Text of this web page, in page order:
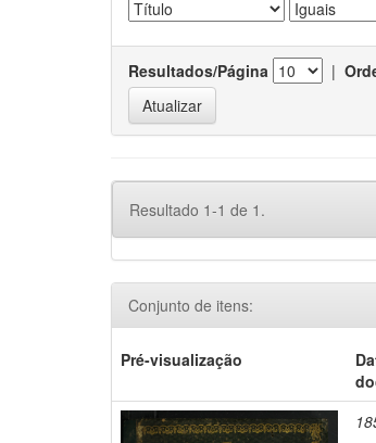
Resultados/Página |
Resultado 1-1 de 1.
Conjunto de itens:
Pré-visualização